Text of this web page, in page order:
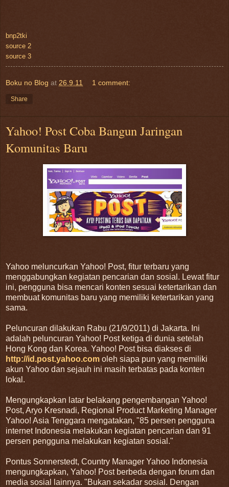
bnp2tki
source 2
source 3
Boku no Blog at 26.9.11 1 comment:
Share
Yahoo! Post Coba Bangun Jaringan
Komunitas Baru
Yahoo meluncurkan Yahoo! Post, fitur terbaru yang
menggabungkan kegiatan pencarian dan sosial. Lewat fitur
ini, pengguna bisa mencari konten sesuai ketertarikan dan
membuat komunitas baru yang memiliki ketertarikan yang
sama.
Peluncuran dilakukan Rabu (21/9/2011) di Jakarta. Ini
adalah peluncuran Yahoo! Post ketiga di dunia setelah
Hong Kong dan Korea. Yahoo! Post bisa diakses di
http://id.post.yahoo.com oleh siapa pun yang memiliki
akun Yahoo dan sejauh ini masih terbatas pada konten
lokal.
Mengungkapkan latar belakang pengembangan Yahoo!
Post, Aryo Kresnadi, Regional Product Marketing Manager
Yahoo! Asia Tenggara mengatakan, "85 persen pengguna
internet Indonesia melakukan kegiatan pencarian dan 91
persen pengguna melakukan kegiatan sosial."
Pontus Sonnerstedt, Country Manager Yahoo Indonesia
mengungkapkan, Yahoo! Post berbeda dengan forum dan
media sosial lainnya. "Bukan sekadar sosial. Dengan